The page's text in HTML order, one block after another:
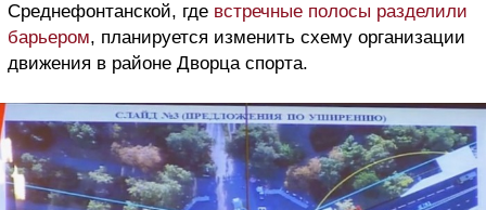
Среднефонтанской, где встречные полосы разделили
барьером, планируется изменить схему организации
движения в районе Дворца спорта.